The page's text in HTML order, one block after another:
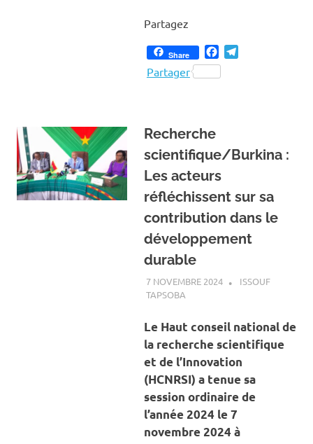
Partagez
Share Facebook
Partager
Recherche
scientifique/Burkina :
Les acteurs
réfléchissent sur sa
contribution dans le
développement
durable
7 NOVEMBRE 2024
ISSOUF
TAPSOBAA LA UNE
Le Haut conseil national de
la recherche scientifique
et de l’Innovation
(HCNRSI) a tenue sa
session ordinaire de
l’année 2024 le 7
novembre 2024 à